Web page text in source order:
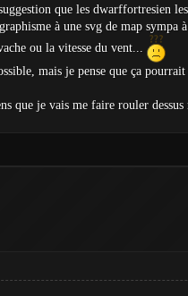
que les dwarffortresien
à une svg de map
ou la vitesse du vent...
mais je pense que ça
que je vais me faire rouler